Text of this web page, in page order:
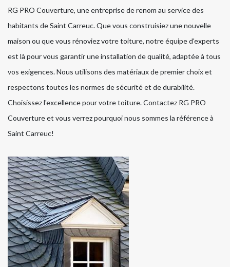
RG PRO Couverture, une entreprise de renom au service des
habitants de Saint Carreuc. Que vous construisiez une nouvelle
maison ou que vous rénoviez votre toiture, notre équipe d'experts
est là pour vous garantir une installation de qualité, adaptée à tous
vos exigences. Nous utilisons des matériaux de premier choix et
respectons toutes les normes de sécurité et de durabilité.
Choisissez l'excellence pour votre toiture. Contactez RG PRO
Couverture et vous verrez pourquoi nous sommes la référence à
Saint Carreuc!